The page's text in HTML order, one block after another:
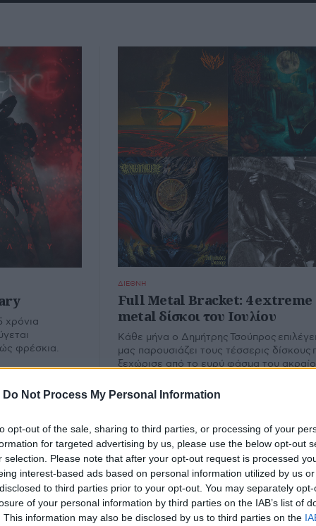
Do Not Process My Personal Information
opt-out of the sale, sharing to third parties, or processing of your
for targeted advertising by us, please use the below opt-out
selection. Please note that after your opt-out request is processed
interest-based ads based on personal information utilized by us
to third parties prior to your opt-out. You may separately
of your personal information by third parties on the IAB’s list of
This information may also be disclosed by us to third parties on the
χρόνια
φρέσκια.
ΔΙΕΘΝΗ
Full Metal Bracket: 4 extreme
metal δίσκοι του Ιουλίου
Κάθε μήνα ο Δημήτρης Τσούπρος
μας παρουσιάζει τους τέσσερις δίσκους
ξεχώρισε από το ευρύ φάσμα του